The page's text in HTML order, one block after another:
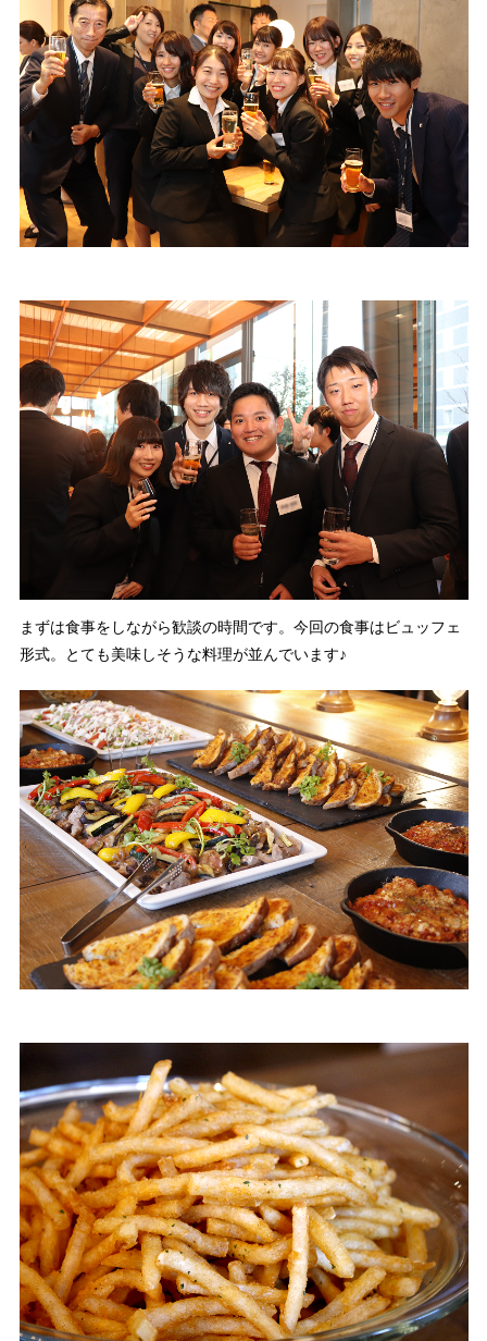
まずは食事をしながら歓談の時間です。今回の食事はビュッフェ
形式。とても美味しそうな料理が並んでいます♪